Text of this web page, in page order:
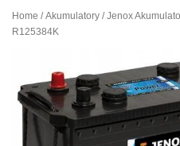
Home /Akumulatory / Jenox
R125384K